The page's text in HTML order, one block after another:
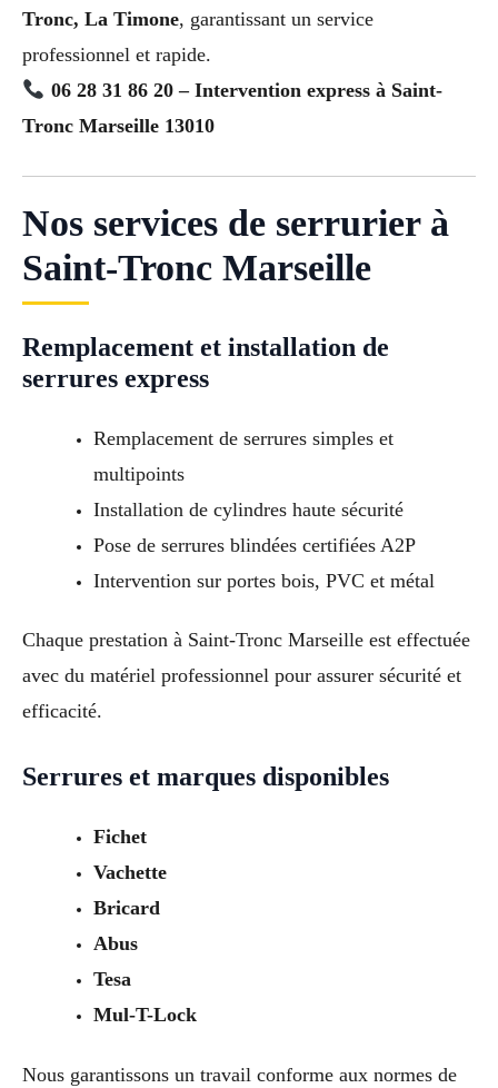
Tronc, La Timone, garantissant un service
professionnel et rapide.
06 28 31 86 20 – Intervention express à Saint-
Tronc Marseille 13010
Nos services de serrurier à
Saint-Tronc Marseille
Remplacement et installation de
serrures express
Remplacement de serrures simples et
multipoints
Installation de cylindres haute sécurité
Pose de serrures blindées certifiées A2P
Intervention sur portes bois, PVC et métal
Chaque prestation à Saint-Tronc Marseille est effectuée
avec du matériel professionnel pour assurer sécurité et
efficacité.
Serrures et marques disponibles
Fichet
Vachette
Bricard
Abus
Tesa
Mul-T-Lock
Nous garantissons un travail conforme aux normes de